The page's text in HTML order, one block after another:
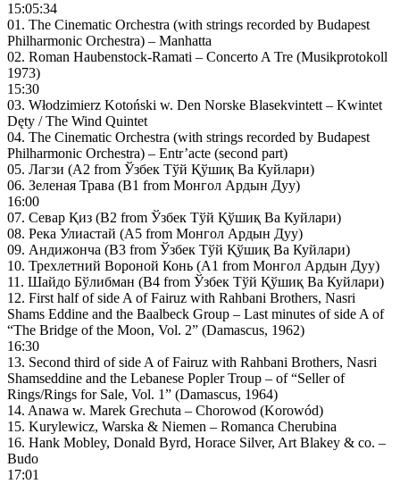
15:05:34
01. The Cinematic Orchestra (with strings recorded by Budapest
Philharmonic Orchestra) – Manhatta
02. Roman Haubenstock-Ramati – Concerto A Tre (Musikprotokoll
1973)
15:30
03. Włodzimierz Kotoński w. Den Norske Blasekvintett – Kwintet
Dęty / The Wind Quintet
04. The Cinematic Orchestra (with strings recorded by Budapest
Philharmonic Orchestra) – Entr’acte (second part)
05. Лагзи (A2 from Ўзбек Тўй Қўшиқ Ва Куйлари)
06. Зеленая Трава (B1 from Монгол Ардын Дуу)
16:00
07. Севар Қиз (B2 from Ўзбек Тўй Қўшиқ Ва Куйлари)
08. Река Улиастай (A5 from Монгол Ардын Дуу)
09. Андижонча (B3 from Ўзбек Тўй Қўшиқ Ва Куйлари)
10. Трехлетний Вороной Конь (A1 from Монгол Ардын Дуу)
11. Шайдо Бўлибман (B4 from Ўзбек Тўй Қўшиқ Ва Куйлари)
12. First half of side A of Fairuz with Rahbani Brothers, Nasri
Shams Eddine and the Baalbeck Group – Last minutes of side A of
“The Bridge of the Moon, Vol. 2” (Damascus, 1962)
16:30
13. Second third of side A of Fairuz with Rahbani Brothers, Nasri
Shamseddine and the Lebanese Popler Troup – of “Seller of
Rings/Rings for Sale, Vol. 1” (Damascus, 1964)
14. Anawa w. Marek Grechuta – Chorowod (Korowód)
15. Kurylewicz, Warska & Niemen – Romanca Cherubina
16. Hank Mobley, Donald Byrd, Horace Silver, Art Blakey & co. –
Budo
17:01